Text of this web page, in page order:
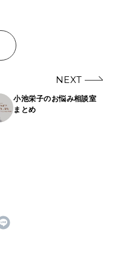
NEXT
小池栄子のお悩み相談室
まとめ